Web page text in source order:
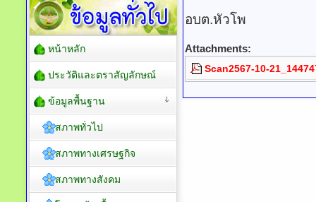
อบต.หัวโพ
Attachments:
Scan2567-10-
หน้าหลัก
ประวัติและตราสัญลักษณ์
ข้อมูลพื้นฐาน
สภาพทั่วไป
สภาพทางเศรษฐกิจ
สภาพทางสังคม